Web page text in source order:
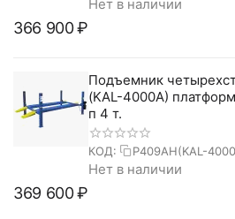
Нет в наличии
366 900₽
Подъемник
(KAL-4000A)
п 4 т.
КОД: P409AH(KAL-
Нет в наличии
369 600₽